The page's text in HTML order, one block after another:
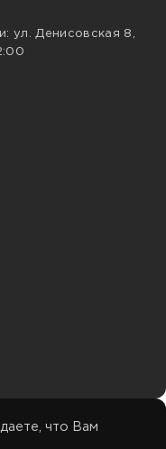
ул. Денисовская 8,
что Вам